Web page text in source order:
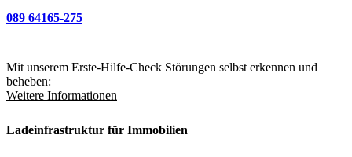
089 64165-275
Mit unserem Erste-Hilfe-Check Störungen selbst erkennen und
beheben:
Weitere Informationen
Ladeinfrastruktur für Immobilien